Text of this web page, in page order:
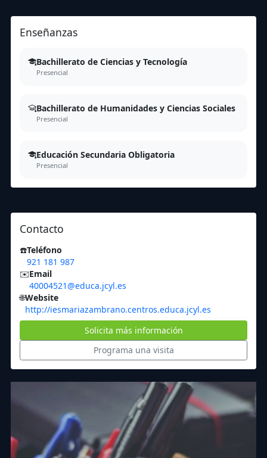
Enseñanzas
Bachillerato de Ciencias y Tecnología
Presencial
Bachillerato de Humanidades y Ciencias Sociales
Presencial
Educación Secundaria Obligatoria
Presencial
Contacto
☎️Teléfono
921 181 987
✉️Email
40004521@educa.jcyl.es
🌐Website
http://iesmariazambrano.centros.educa.jcyl.es
Solicita más información
Programa una visita